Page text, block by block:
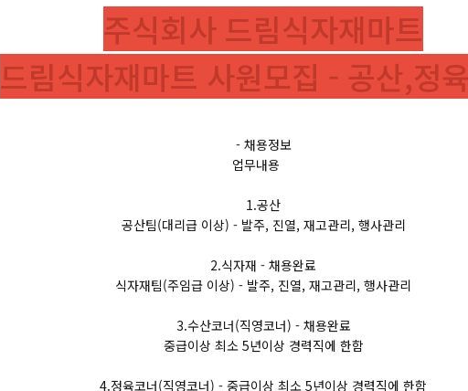
주식회사 드림식자재마트
드림식자재마트 사원모집 - 공산,정
- 채용정보
업무내용
1.공산
공산팀(대리급 이상) - 발주, 진열, 재고관리, 행사관리
2.식자재 - 채용완료
식자재팀(주임급 이상) - 발주, 진열, 재고관리, 행사관리
3.수산코너(직영코너) - 채용완료
중급이상 최소 5년이상 경력직에 한함
4.정육코너(직영코너) - 중급이상 최소 5년이상 경력직에 한함